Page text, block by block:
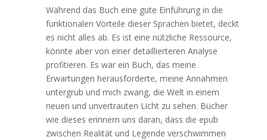
Während das Buch eine gute Einführung in die
funktionalen Vorteile dieser Sprachen bietet, deckt
es nicht alles ab. Es ist eine nützliche Ressource,
könnte aber von einer detaillierteren Analyse
profitieren. Es war ein Buch, das meine
Erwartungen herausforderte, meine Annahmen
untergrub und mich zwang, die Welt in einem
neuen und unvertrauten Licht zu sehen. Bücher
wie dieses erinnern uns daran, dass die epub
zwischen Realität und Legende verschwimmen